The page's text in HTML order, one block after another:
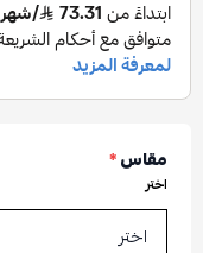
مقاس*
اختر